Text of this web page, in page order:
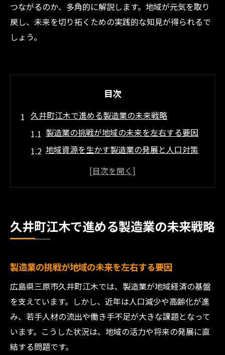
つながるのか、多角的に解説します。地域が元気を取り
戻し、未来を切り拓くための実践的な知見が得られるで
しょう。
目次
久井町江木で進める製造業の未来戦略
製造業の挑戦が地域の未来を左右する要因
地域資源を生かす製造業の発展と人口対策
持続可能な製造業戦略で地域課題を解決へ
析
製造業の持続可能性が地域社会を支える理
由
地域活性化に向けた製造業の新たな役割と
は
持続可能な製造業が生み出す雇用と人材循
環
久井町江木で進める製造業の未来戦略
製造業の挑戦が地域の未来を左右する要因
広島県三原市久井町江木では、製造業が地域経済の基盤
を支えています。しかし、近年は人口減少や高齢化が進
み、若手人材の流出や働き手不足が大きな課題となって
います。こうした状況は、地域の活力や将来の発展に直
結する問題です。